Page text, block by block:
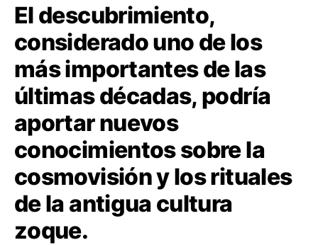
El descubrimiento,
considerado uno de los
más importantes de las
últimas décadas, podría
aportar nuevos
conocimientos sobre la
cosmovisión y los rituales
de la antigua cultura
zoque.